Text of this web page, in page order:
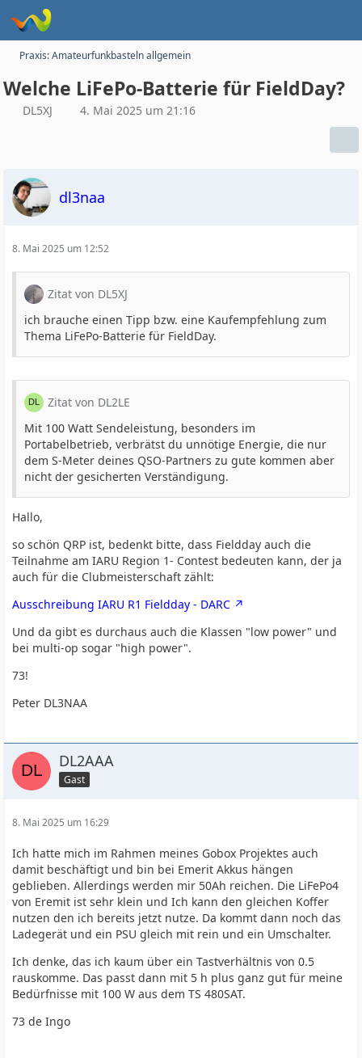
Praxis: Amateurfunkbasteln allgemein
Welche LiFePo-Batterie für FieldDay?
DL5XJ 4. Mai 2025 um 21:16
dl3naa
8. Mai 2025 um 12:52
Zitat von DL5XJ
ich brauche einen Tipp bzw. eine Kaufempfehlung zum
Thema LiFePo-Batterie für FieldDay.
Zitat von DL2LE
Mit 100 Watt Sendeleistung, besonders im
Portabelbetrieb, verbrätst du unnötige Energie, die nur
dem S-Meter deines QSO-Partners zu gute kommen aber
nicht der gesicherten Verständigung.
Hallo,
so schön QRP ist, bedenkt bitte, dass Fieldday auch die
Teilnahme am IARU Region 1- Contest bedeuten kann, der ja
auch für die Clubmeisterschaft zählt:
Ausschreibung IARU R1 Fieldday - DARC
Und da gibt es durchaus auch die Klassen "low power" und
bei multi-op sogar "high power".
73!
Peter DL3NAA
DL2AAA
Gast
8. Mai 2025 um 16:29
Ich hatte mich im Rahmen meines Gobox Projektes auch
damit beschäftigt und bin bei Emerit Akkus hängen
geblieben. Allerdings werden mir 50Ah reichen. Die LiFePo4
von Eremit ist sehr klein und Ich kann den gleichen Koffer
nutzen den ich bereits jetzt nutze. Da kommt dann noch das
Ladegerät und ein PSU gleich mit rein und ein Umschalter.
Ich denke, das ich kaum über ein Tastverhältnis von 0.5
rauskomme. Das passt dann mit 5 h plus ganz gut für meine
Bedürfnisse mit 100 W aus dem TS 480SAT.
73 de Ingo